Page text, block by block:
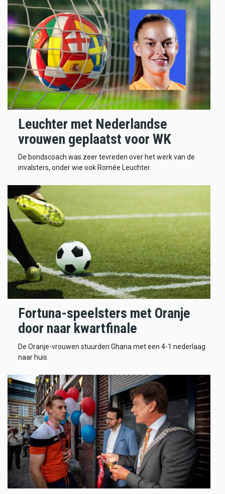
Leuchter met Nederlandse
vrouwen geplaatst voor WK
De bondscoach was zeer tevreden over het werk van de
invalsters, onder wie ook Romée Leuchter.
Fortuna-speelsters met Oranje
door naar kwartfinale
De Oranje-vrouwen stuurden Ghana met een 4-1 nederlaag
naar huis.